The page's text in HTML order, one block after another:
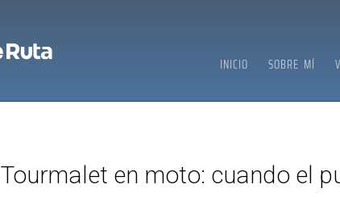
INICIO SOBRE MÍ
Tourmalet en moto: cuando el